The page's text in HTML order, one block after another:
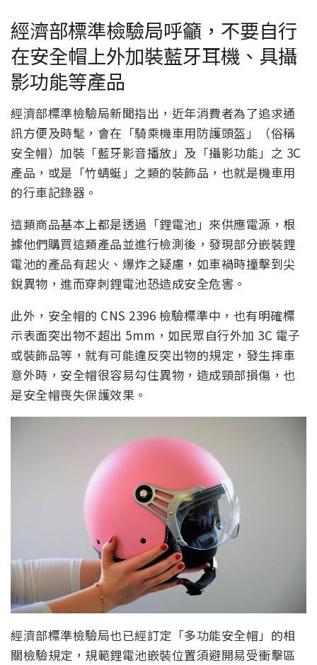
經濟部標準檢驗局呼籲，不要自行
在安全帽上外加裝藍牙耳機、具攝
影功能等產品
經濟部標準檢驗局新聞指出，近年消費者為了追求通
訊方便及時髦，會在「騎乘機車用防護頭盔」（俗稱
安全帽）加裝「藍牙影音播放」及「攝影功能」之 3C
產品，或是「竹蜻蜓」之類的裝飾品，也就是機車用
的行車記錄器。
這類商品基本上都是透過「鋰電池」來供應電源，根
據他們購買這類產品並進行檢測後，發現部分嵌裝鋰
電池的產品有起火、爆炸之疑慮，如車禍時撞擊到尖
銳異物，進而穿刺鋰電池恐造成安全危害。
此外，安全帽的 CNS 2396 檢驗標準中，也有明確標
示表面突出物不超出 5mm，如民眾自行外加 3C 電子
或裝飾品等，就有可能違反突出物的規定，發生摔車
意外時，安全帽很容易勾住異物，造成頸部損傷，也
是安全帽喪失保護效果。
經濟部標準檢驗局也已經訂定「多功能安全帽」的相
關檢驗規定，規範鋰電池嵌裝位置須避開易受衝擊區